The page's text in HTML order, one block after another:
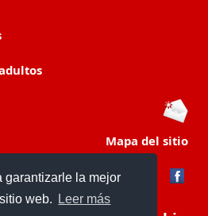
garantizarle la mejor
web.
Leer más
Mapa del sitio